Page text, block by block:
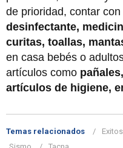
de prioridad, contar con
desinfectante,
curitas, toallas,
en casa bebés o
artículos como
artículos de higiene,
Temas relacionados